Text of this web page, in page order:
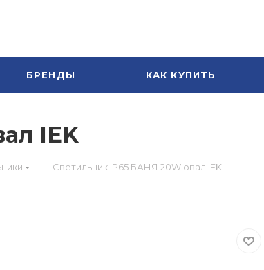
БРЕНДЫ КАК КУПИТЬ
IEK
— Светильник IP65 БАНЯ 20W овал IEK